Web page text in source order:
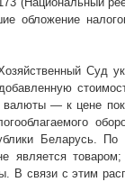
обложение
Суд
валюты — к цене
Беларусь.
товаром;
В связи с этим